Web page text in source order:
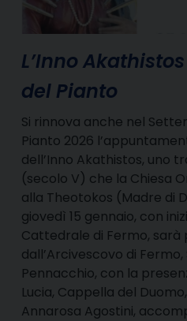
L’Inno
del Pianto
Si rinnova anche nel
Pianto 2026
dell’Inno Akathistos, uno
(secolo V) che la Chiesa
alla Theotokos (Madre di
giovedì 15 gennaio, con
Cattedrale di Fermo, sarà
dall’Arcivescovo di Fermo,
Pennacchio, con la
Lucia, Cappella del
Annarosa Agostini,